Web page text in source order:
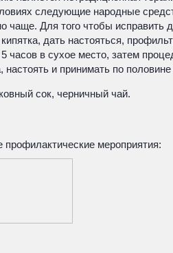
следующие народные
Для того чтобы исправить
дать настояться,
в сухое место, затем
и принимать по
сок, черничный чай.
мероприятия: